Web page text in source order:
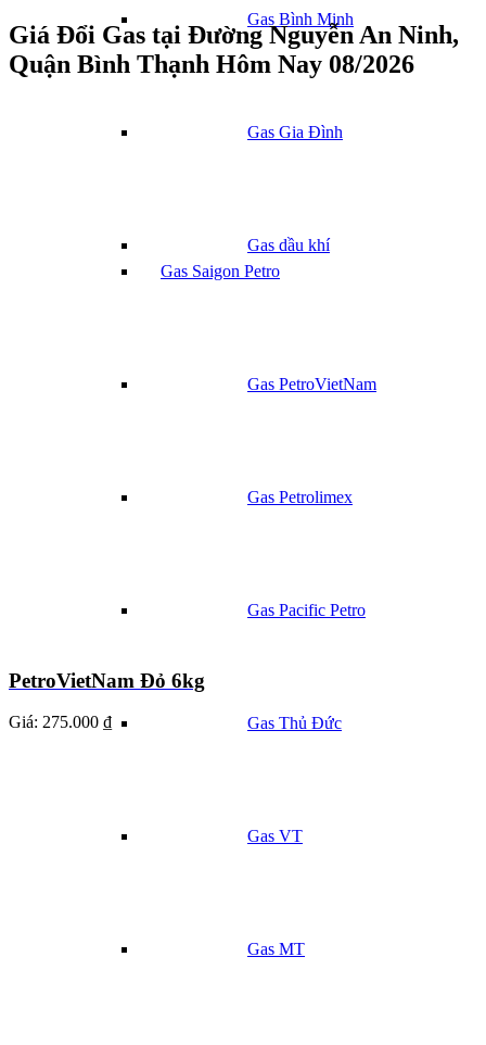
Gas Bình Minh
Gas Gia Đình
Gas dầu khí
Gas Saigon Petro
Gas PetroVietNam
Gas Petrolimex
Gas Pacific Petro
Gas Thủ Đức
Gas VT
Gas MT
Giá Đổi Gas tại Đường Nguyễn An Ninh,
Quận Bình Thạnh Hôm Nay 08/2026
PetroVietNam Đỏ 6kg
Giá: 275.000 ₫